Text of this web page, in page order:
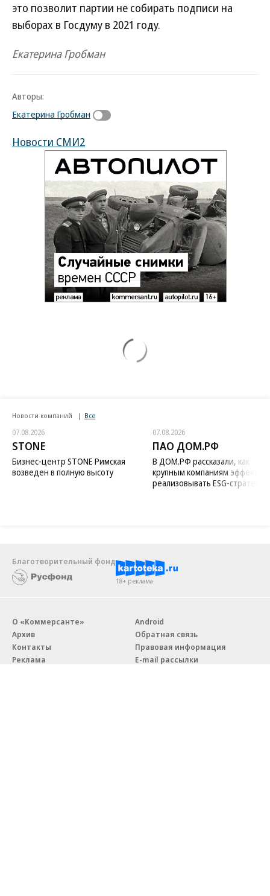
это позволит партии не собирать подписи на
выборах в Госдуму в 2021 году.
Екатерина Гробман
Авторы:
Екатерина Гробман
Новости СМИ2
Новости компаний Все
07.08.2026
STONE
Бизнес-центр STONE Римская
возведен в полную высоту
07.08.2026
ПАО ДОМ.РФ
В ДОМ.РФ рассказали, как
крупным компаниям
реализовывать ESG-стратегию
Благотворительный фонд
18+ реклама
О «Коммерсанте»
Архив
Контакты
Реклама
Android
Обратная связь
Правовая информация
E-mail рассылки